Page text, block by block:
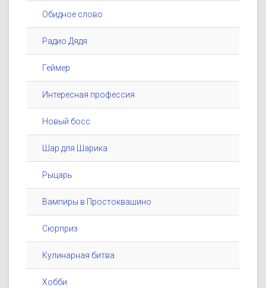
Обидное слово
Радио Дядя
Геймер
Интересная профессия
Новый босс
Шар для Шарика
Рыцарь
Вампиры в Простоквашино
Сюрприз
Кулинарная битва
Хобби